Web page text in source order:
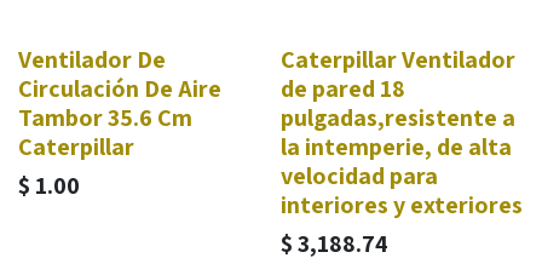
Ventilador De
Circulación De Aire
Tambor 35.6 Cm
Caterpillar
$ 1.00
Caterpillar Ventilador
de pared 18
pulgadas,resistente a
la intemperie, de alta
velocidad para
interiores y exteriores
$3,188.74